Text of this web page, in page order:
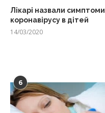
Лікарі назвали симптоми
коронавірусу в дітей
14/03/2020
6